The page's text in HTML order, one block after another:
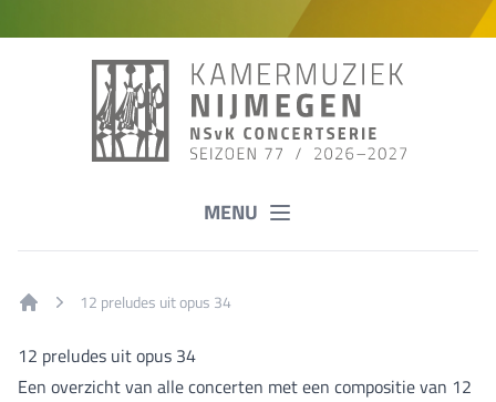
MENU
12 preludes uit opus 34
12 preludes uit opus 34
Een overzicht van alle concerten met een compositie van 12